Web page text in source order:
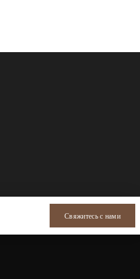
Свяжитесь с нами